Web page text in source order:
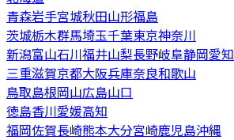
青森岩手宮城秋田山形福島
茨城栃木群馬埼玉千葉東京神奈川
新潟富山石川福井山梨長野岐阜静岡愛知
三重滋賀京都大阪兵庫奈良和歌山
鳥取島根岡山広島山口
徳島香川愛媛高知
福岡佐賀長崎熊本大分宮崎鹿児島沖縄